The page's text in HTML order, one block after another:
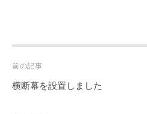
Post
navigation
前の記事
横断幕を設置しました